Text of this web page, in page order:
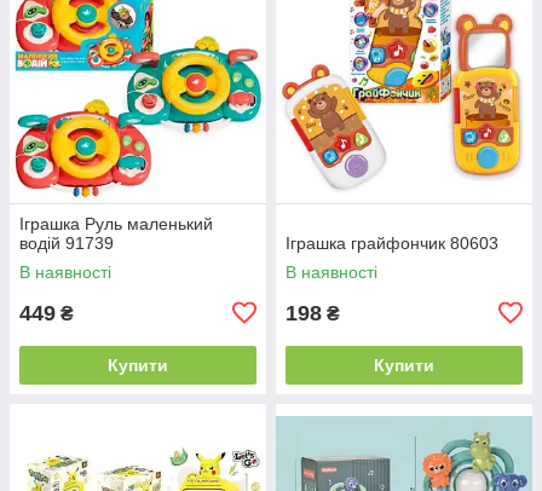
Іграшка Руль маленький
водій 91739
В наявності
449 ₴
Купити
Іграшка грайфончик 80603
В наявності
198 ₴
Купити